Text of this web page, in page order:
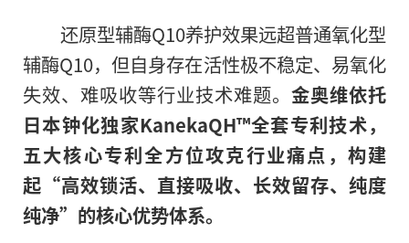
还原型辅酶Q10养护效果远超普通氧化型
辅酶Q10，但自身存在活性极不稳定、易氧化
失效、难吸收等行业技术难题。 金奥维依托
日本钟化独家KanekaQH™全套专利技术，
五大核心专利全方位攻克行业痛点，构建
起“高效锁活、直接吸收、长效留存、纯度
纯净”的核心优势体系。